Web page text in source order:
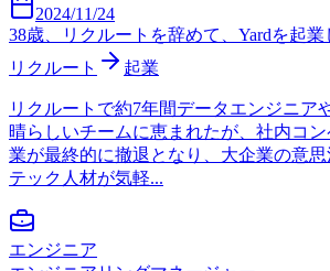
2024/11/24
38歳、リクルートを辞めて、Yardを起業
リクルート
起業
リクルートで約7年間データエンジニア
晴らしいチームに恵まれたが、社内コ
業が最終的に撤退となり、大企業の意思
テック人材が気軽...
エンジニア